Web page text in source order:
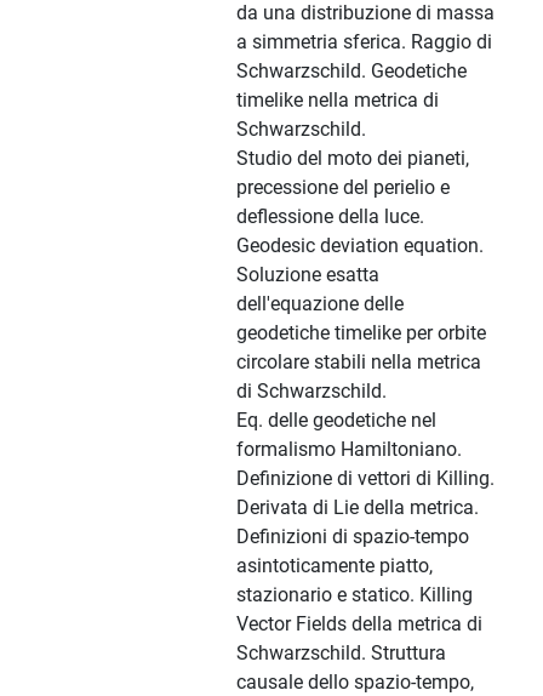
da una distribuzione di massa
a simmetria sferica. Raggio di
Schwarzschild. Geodetiche
timelike nella metrica di
Schwarzschild.
Studio del moto dei pianeti,
precessione del perielio e
deflessione della luce.
Geodesic deviation equation.
Soluzione esatta
dell'equazione delle
geodetiche timelike per orbite
circolare stabili nella metrica
di Schwarzschild.
Eq. delle geodetiche nel
formalismo Hamiltoniano.
Definizione di vettori di Killing.
Derivata di Lie della metrica.
Definizioni di spazio-tempo
asintoticamente piatto,
stazionario e statico. Killing
Vector Fields della metrica di
Schwarzschild. Struttura
causale dello spazio-tempo,